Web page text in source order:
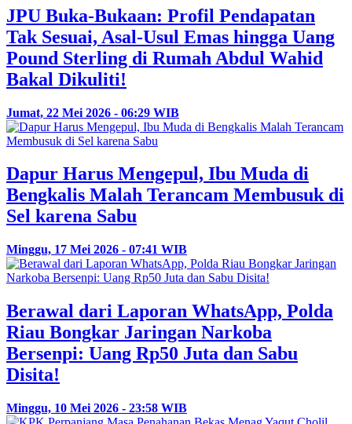
JPU Buka-Bukaan: Profil Pendapatan
Tak Sesuai, Asal-Usul Emas hingga Uang
Pound Sterling di Rumah Abdul Wahid
Bakal Dikuliti!
Jumat, 22 Mei 2026 - 06:29 WIB
Dapur Harus Mengepul, Ibu Muda di
Bengkalis Malah Terancam Membusuk di
Sel karena Sabu
Minggu, 17 Mei 2026 - 07:41 WIB
Berawal dari Laporan WhatsApp, Polda
Riau Bongkar Jaringan Narkoba
Bersenpi: Uang Rp50 Juta dan Sabu
Disita!
Minggu, 10 Mei 2026 - 23:58 WIB